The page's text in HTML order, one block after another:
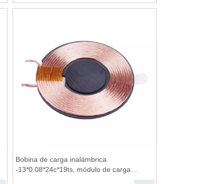
inalámbrico
Bobina de carga inalámbrica
-13*0.08*24c*19ts, módulo de carga